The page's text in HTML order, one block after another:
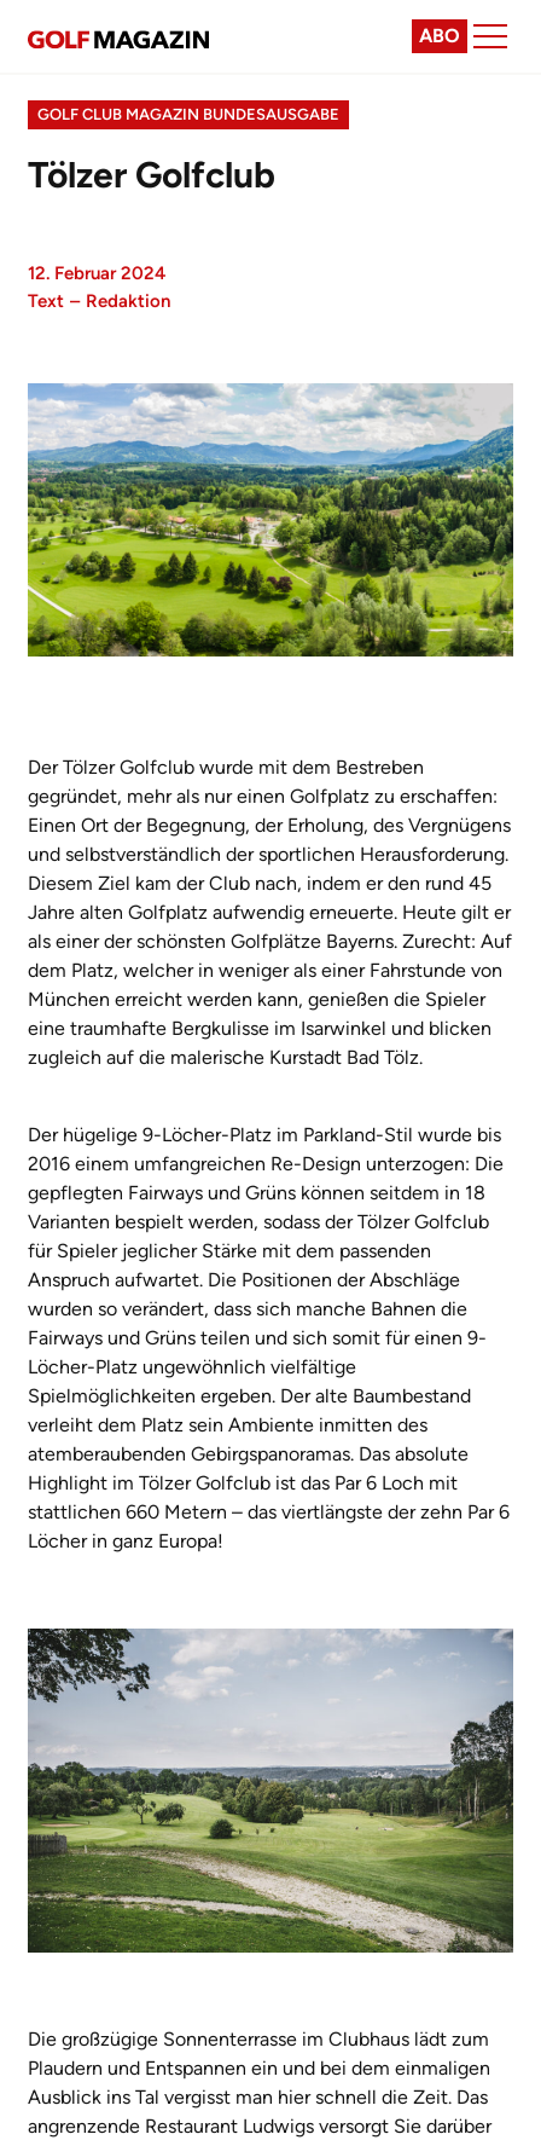
ABO
GOLF CLUB MAGAZIN BUNDESAUSGABE
Tölzer Golfclub
12. Februar 2024
Text – Redaktion
Der Tölzer Golfclub wurde mit dem Bestreben
gegründet, mehr als nur einen Golfplatz zu erschaffen:
Einen Ort der Begegnung, der Erholung, des Vergnügens
und selbstverständlich der sportlichen Herausforderung.
Diesem Ziel kam der Club nach, indem er den rund 45
Jahre alten Golfplatz aufwendig erneuerte. Heute gilt er
als einer der schönsten Golfplätze Bayerns. Zurecht: Auf
dem Platz, welcher in weniger als einer Fahrstunde von
München erreicht werden kann, genießen die Spieler
eine traumhafte Bergkulisse im Isarwinkel und blicken
zugleich auf die malerische Kurstadt Bad Tölz.
Der hügelige 9-Löcher-Platz im Parkland-Stil wurde bis
2016 einem umfangreichen Re-Design unterzogen: Die
gepflegten Fairways und Grüns können seitdem in 18
Varianten bespielt werden, sodass der Tölzer Golfclub
für Spieler jeglicher Stärke mit dem passenden
Anspruch aufwartet. Die Positionen der Abschläge
wurden so verändert, dass sich manche Bahnen die
Fairways und Grüns teilen und sich somit für einen 9-
Löcher-Platz ungewöhnlich vielfältige
Spielmöglichkeiten ergeben. Der alte Baumbestand
verleiht dem Platz sein Ambiente inmitten des
atemberaubenden Gebirgspanoramas. Das absolute
Highlight im Tölzer Golfclub ist das Par 6 Loch mit
stattlichen 660 Metern – das viertlängste der zehn Par 6
Löcher in ganz Europa!
Die großzügige Sonnenterrasse im Clubhaus lädt zum
Plaudern und Entspannen ein und bei dem einmaligen
Ausblick ins Tal vergisst man hier schnell die Zeit. Das
angrenzende Restaurant Ludwigs versorgt Sie darüber